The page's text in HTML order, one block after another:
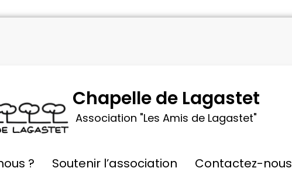
Chapelle de Lagastet
Association "Les Amis de Lagastet"
? Soutenir l’association Contactez-nous